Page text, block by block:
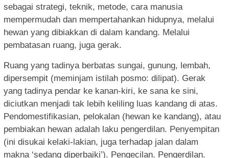
sebagai strategi, teknik, metode, cara manusia
mempermudah dan mempertahankan hidupnya, melalui
hewan yang dibiakkan di dalam kandang. Melalui
pembatasan ruang, juga gerak.
Ruang yang tadinya berbatas sungai, gunung, lembah,
dipersempit (meminjam istilah posmo: dilipat). Gerak
yang tadinya pendar ke kanan-kiri, ke sana ke sini,
diciutkan menjadi tak lebih keliling luas kandang di atas.
Pendomestifikasian, pelokalan (hewan ke kandang), atau
pembiakan hewan adalah laku pengerdilan. Penyempitan
(ini disukai kelaki-lakian, juga terhadap jalan dalam
makna ‘sedang diperbaiki’). Pengecilan. Pengerdilan.